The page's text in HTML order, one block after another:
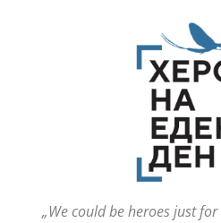
„We could be heroes just